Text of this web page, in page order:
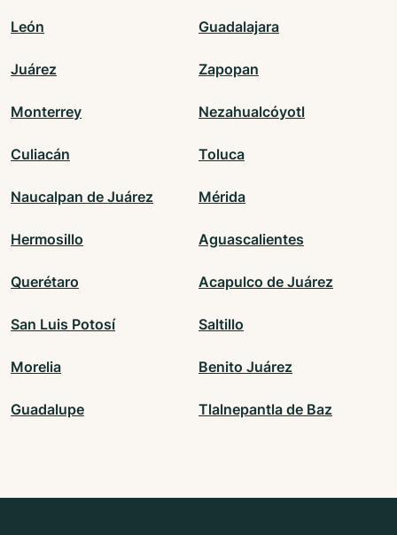
León Guadalajara
Juárez Zapopan
Monterrey Nezahualcóyotl
Culiacán Toluca
Naucalpan de Juárez Mérida
Hermosillo Aguascalientes
Querétaro Acapulco de Juárez
San Luis Potosí Saltillo
Morelia Benito Juárez
Guadalupe Tlalnepantla de Baz